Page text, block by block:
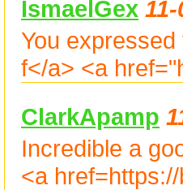
IsmaelGex
You
f</a> <a
ClarkApamp
Incredible a
<a